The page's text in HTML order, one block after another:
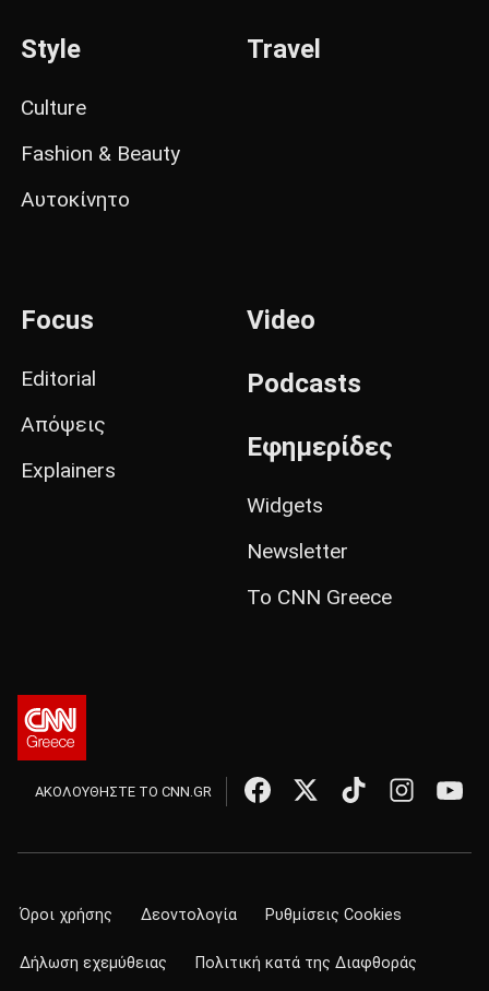
Style
Culture
Fashion & Beauty
Αυτοκίνητο
Travel
Focus
Editorial
Απόψεις
Explainers
Video
Podcasts
Εφημερίδες
Widgets
Newsletter
Το CNN Greece
ΑΚΟΛΟΥΘΗΣΤΕ ΤΟ CNN.GR
Όροι χρήσης Δεοντολογία Ρυθμίσεις Cookies
Δήλωση εχεμύθειας Πολιτική κατά της Διαφθοράς